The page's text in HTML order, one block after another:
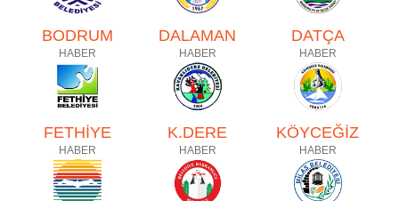
BODRUM
HABER
DALAMAN
HABER
DATÇA
HABER
FETHİYE
HABER
K.DERE
HABER
KÖYCEĞİZ
HABER